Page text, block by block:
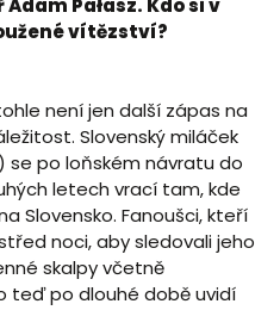
Pałasz. Kdo si v
vítězství?
není jen další zápas na
Slovenský miláček
se po loňském návratu do
letech vrací tam, kde
Slovensko. Fanoušci, kteří
noci, aby sledovali jeho
skalpy včetně
teď po dlouhé době uvidí